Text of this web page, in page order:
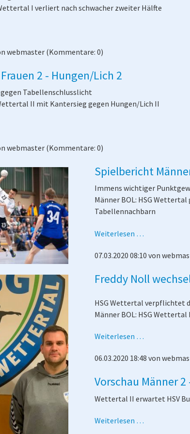
I verliert nach schwacher zweiter Hälfte
Lich
webmaster (Kommentare: 0)
2 - Hungen/Lich 2
Tabellenschlusslicht
II mit Kantersieg gegen Hungen/Lich II
Lich
webmaster (Kommentare: 0)
Spielbericht
Immens wichtiger
Männer BOL: HSG
Tabellennachbarn
Weiterlesen …
1
Rechtenbach
07.03.2020 08:10 von
Freddy Noll
HSG Wettertal verpflichtet
Männer BOL: HSG
Weiterlesen …
wechselt
HSG
06.03.2020 18:48 von
Vorschau Männer 2
Wettertal II erwartet HSV
Weiterlesen …Vorschau